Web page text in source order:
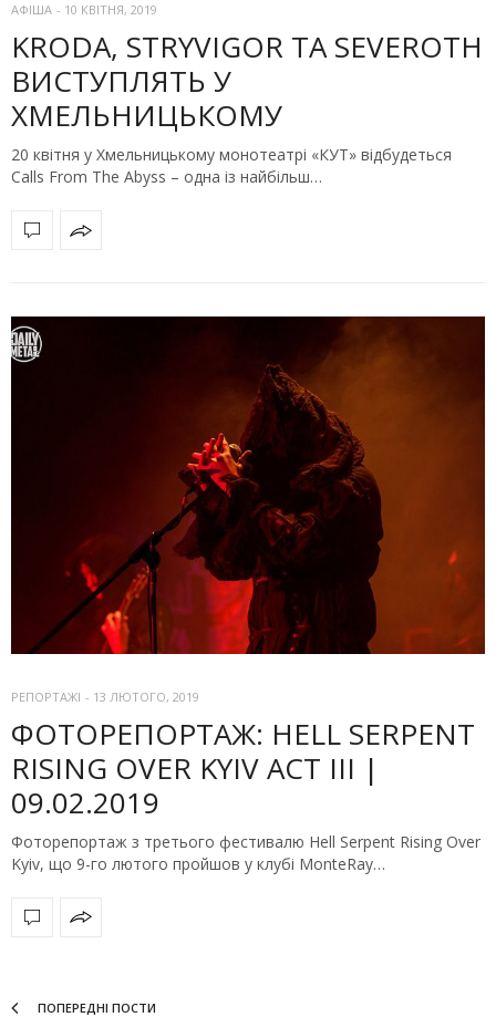
АФІША - 10 КВІТНЯ, 2019
KRODA, STRYVIGOR ТА SEVEROTH
ВИСТУПЛЯТЬ У
ХМЕЛЬНИЦЬКОМУ
20 квітня у Хмельницькому монотеатрі «КУТ» відбудеться
Calls From The Abyss – одна із найбільш…
РЕПОРТАЖІ - 13 ЛЮТОГО, 2019
ФОТОРЕПОРТАЖ: HELL SERPENT
RISING OVER KYIV ACT III |
09.02.2019
Фоторепортаж з третього фестивалю Hell Serpent Rising Over
Kyiv, що 9-го лютого пройшов у клубі MonteRay…
ПОПЕРЕДНІ ПОСТИ